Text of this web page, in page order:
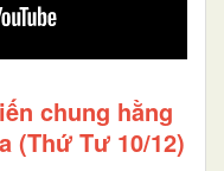
chung hằng
(Thứ Tư 10/12)